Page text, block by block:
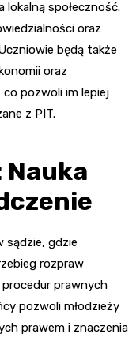
lokalną społeczność.
oraz
będą także
oraz
pozwoli im lepiej
z PIT.
Nauka
sądzie, gdzie
rozpraw
prawnych
pozwoli młodzieży
prawem i znaczenia